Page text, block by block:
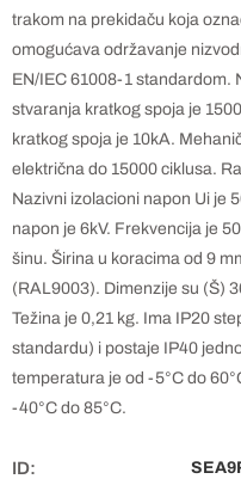
trakom na prekidaču koja
omogućava održavanje
EN/IEC 61008-1 standardom.
stvaranja kratkog spoja je
kratkog spoja je 10kA.
električna do 15000 ciklusa.
Nazivni izolacioni napon Ui je
napon je 6kV. Frekvencija je
šinu. Širina u koracima od 9
(RAL9003). Dimenzije su (Š)
Težina je 0,21 kg. Ima IP20
standardu) i postaje IP40
temperatura je od -5°C do
-40°C do 85°C.
ID: